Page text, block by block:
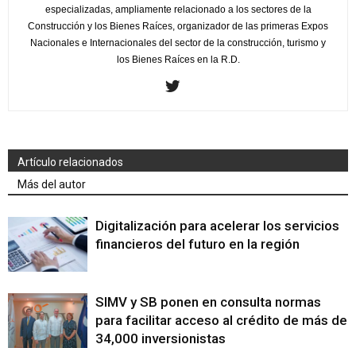
especializadas, ampliamente relacionado a los sectores de la
Construcción y los Bienes Raíces, organizador de las primeras Expos
Nacionales e Internacionales del sector de la construcción, turismo y
los Bienes Raíces en la R.D.
Artículo relacionados
Más del autor
Digitalización para acelerar los servicios
financieros del futuro en la región
SIMV y SB ponen en consulta normas
para facilitar acceso al crédito de más de
34,000 inversionistas